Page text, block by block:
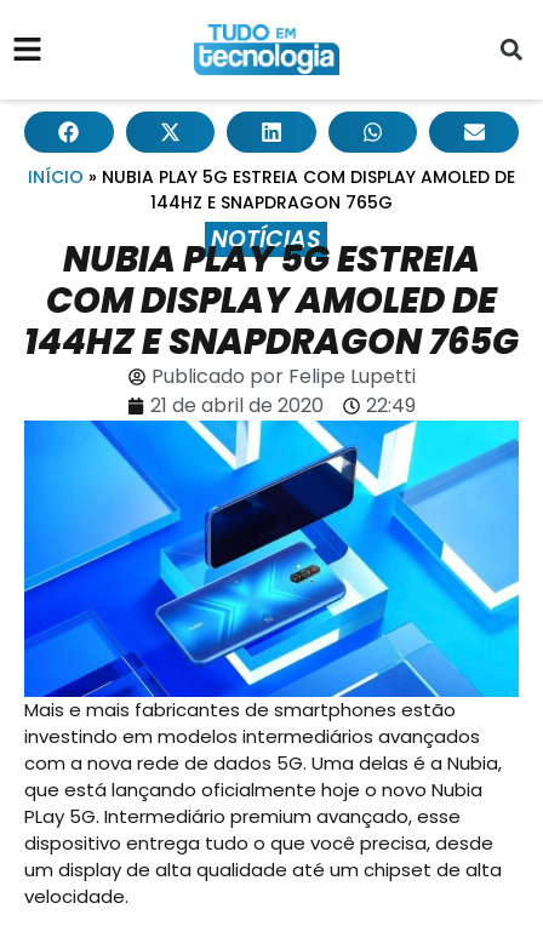
INÍCIO » NUBIA PLAY 5G ESTREIA COM DISPLAY AMOLED DE
144HZ E SNAPDRAGON 765G
NOTÍCIAS
NUBIA PLAY 5G ESTREIA
COM DISPLAY AMOLED DE
144HZ E SNAPDRAGON 765G
Publicado porFelipe Lupetti
21 de abril de 2020
22:49
Mais e mais fabricantes de smartphones estão
investindo em modelos intermediários avançados
com a nova rede de dados 5G. Uma delas é a Nubia,
que está lançando oficialmente hoje o novo Nubia
PLay 5G. Intermediário premium avançado, esse
dispositivo entrega tudo o que você precisa, desde
um display de alta qualidade até um chipset de alta
velocidade.